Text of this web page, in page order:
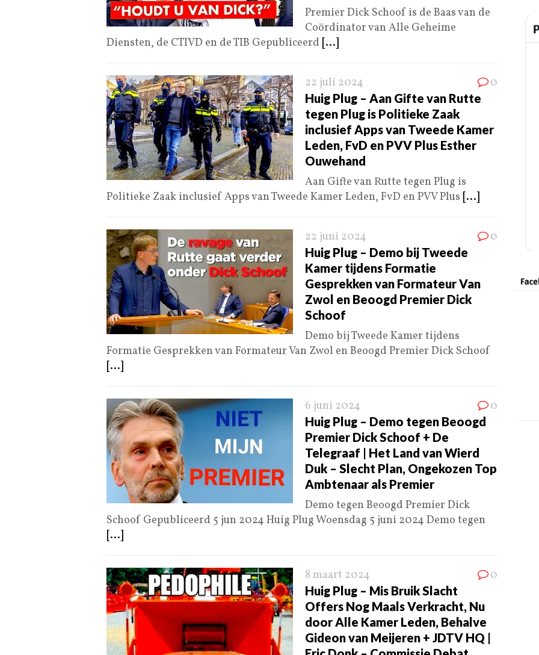
Premier Dick Schoof is de Baas van de
Coördinator van Alle Geheime
Diensten, de CTIVD en de TIB Gepubliceerd [...]
22 juli 2024 0
Huig Plug – Aan Gifte van Rutte
tegen Plug is Politieke Zaak
inclusief Apps van Tweede Kamer
Leden, FvD en PVV Plus Esther
Ouwehand
Aan Gifte van Rutte tegen Plug is
Politieke Zaak inclusief Apps van Tweede Kamer Leden, FvD en PVV Plus [...]
22 juni 2024 0
Huig Plug – Demo bij Tweede
Kamer tijdens Formatie
Gesprekken van Formateur Van
Zwol en Beoogd Premier Dick
Schoof
Demo bij Tweede Kamer tijdens
Formatie Gesprekken van Formateur Van Zwol en Beoogd Premier Dick Schoof
[...]
6 juni 2024 0
Huig Plug – Demo tegen Beoogd
Premier Dick Schoof + De
Telegraaf | Het Land van Wierd
Duk – Slecht Plan, Ongekozen Top
Ambtenaar als Premier
Demo tegen Beoogd Premier Dick
Schoof Gepubliceerd 5 jun 2024 Huig Plug Woensdag 5 juni 2024 Demo tegen
[...]
8 maart 2024 0
Huig Plug – Mis Bruik Slacht
Offers Nog Maals Verkracht, Nu
door Alle Kamer Leden, Behalve
Gideon van Meijeren + JDTV HQ |